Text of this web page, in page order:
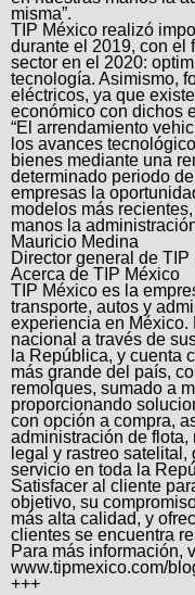
misma”.
TIP México realizó
durante el 2019, con el
sector en el 2020:
tecnología. Asimismo,
eléctricos, ya que
económico con dichos
“El arrendamiento
los avances
bienes mediante una
determinado periodo
empresas la
modelos más
manos la
Mauricio Medina
Director general de TIP
Acerca de TIP México
TIP México es la
transporte, autos y
experiencia en México.
nacional a través de
la República, y cuenta
más grande del país,
remolques, sumado a
proporcionando
con opción a compra,
administración de flota,
legal y rastreo
servicio en toda la
Satisfacer al cliente
objetivo, su
más alta calidad, y
clientes se encuentra
Para más información,
www.tipmexico.com/
+++